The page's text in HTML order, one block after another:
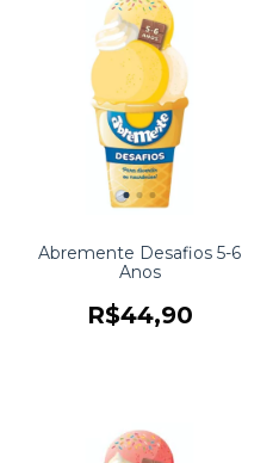
Abremente Desafios 5-6
Anos
R$44,90